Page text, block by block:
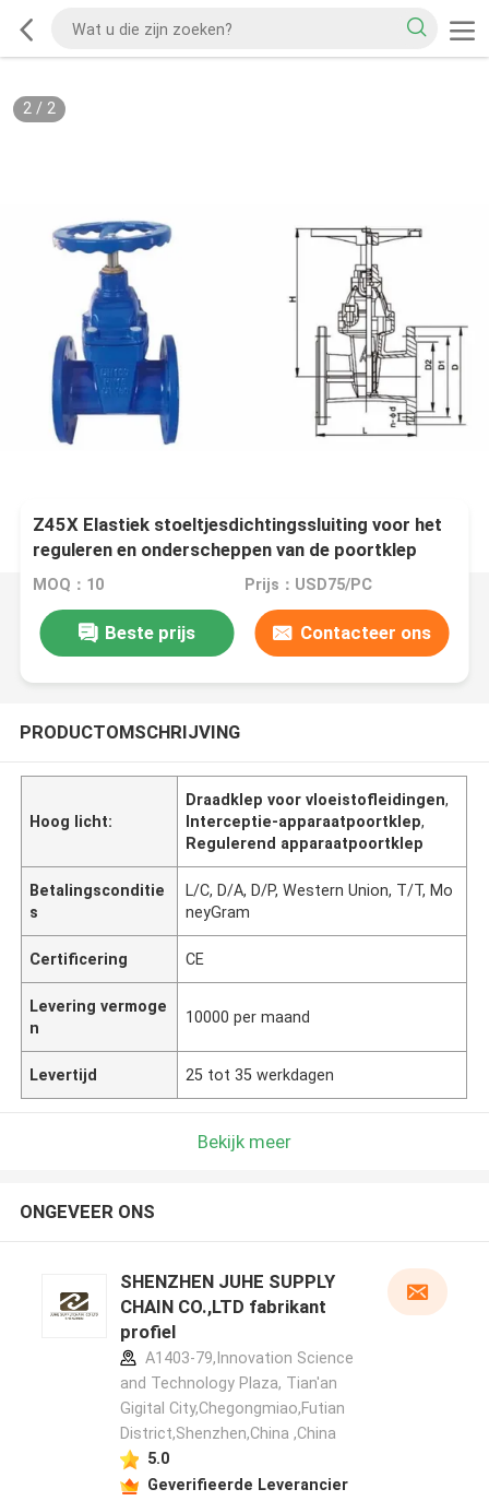
2/ 2
Z45X Elastiek stoeltjesdichtingssluiting voor het
reguleren en onderscheppen van de poortklep
voor vloeistofleidingen
MOQ：10 Prijs：USD75/PC
Beste prijs Contacteer ons
PRODUCTOMSCHRIJVING
Hoog licht:
Draadklep voor vloeistofleidingen,
Interceptie-apparaatpoortklep,
Regulerend apparaatpoortklep
Betalingsconditie
s
L/C, D/A, D/P, Western Union, T/T, Mo
neyGram
Certificering CE
Levering vermoge
n
10000 per maand
Levertijd 25 tot 35 werkdagen
Bekijk meer
ONGEVEER ONS
SHENZHEN JUHE SUPPLY
CHAIN CO.,LTD fabrikant
profiel
A1403-79,Innovation Science
and Technology Plaza, Tian'an
Gigital City,Chegongmiao,Futian
District,Shenzhen,China ,China
5.0
Geverifieerde Leverancier